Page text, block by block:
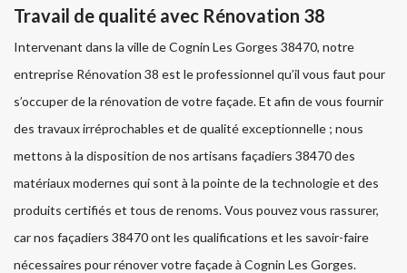
Travail de qualité avec Rénovation 38
Intervenant dans la ville de Cognin Les Gorges 38470, notre
entreprise Rénovation 38 est le professionnel qu’il vous faut pour
s’occuper de la rénovation de votre façade. Et afin de vous fournir
des travaux irréprochables et de qualité exceptionnelle ; nous
mettons à la disposition de nos artisans façadiers 38470 des
matériaux modernes qui sont à la pointe de la technologie et des
produits certifiés et tous de renoms. Vous pouvez vous rassurer,
car nos façadiers 38470 ont les qualifications et les savoir-faire
nécessaires pour rénover votre façade à Cognin Les Gorges.